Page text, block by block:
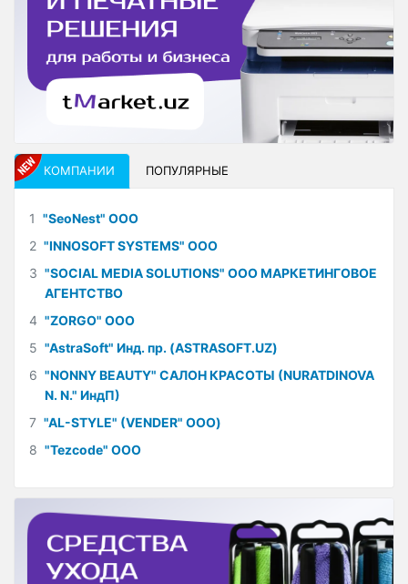
КОМПАНИИ ПОПУЛЯРНЫЕ
1 "SeoNest" ООО
2 "INNOSOFT SYSTEMS" ООО
3 "SOCIAL MEDIA SOLUTIONS" ООО МАРКЕТИНГОВОЕ
АГЕНТСТВО
4 "ZORGO" ООО
5 "AstraSoft" Инд. пр. (ASTRASOFT.UZ)
6 "NONNY BEAUTY" САЛОН КРАСОТЫ (NURATDINOVA
N. N." ИндП)
7 "AL-STYLE" (VENDER" ООО)
8 "Tezcode" ООО